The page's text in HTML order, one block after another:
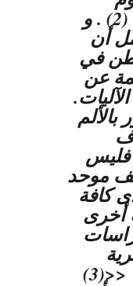
النوروبيولوجيي للألم (2) . و
أن
في
عن
فليس
موحد
كافة
أخرى
البون >>البورن أوت <<(3)